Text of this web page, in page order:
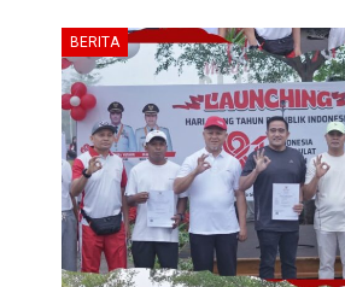
BERITA